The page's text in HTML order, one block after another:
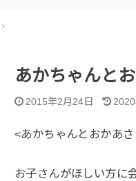
あかちゃんと
2015年2月24日
<あかちゃんとおかあ
お子さんがほしい方に